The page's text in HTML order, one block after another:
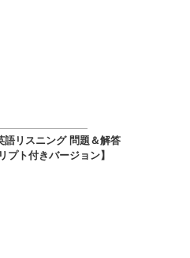
語リスニング 問題＆解答
プト付きバージョン】